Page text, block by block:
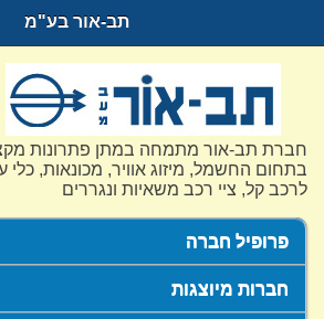
תב-אור בע"מ
חברת תב-אור מתמחה במתן פתרונות
בתחום החשמל, מיזוג אוויר, מכונאות, כלי
לרכב קל, ציי רכב משאיות ונגררים
פרופיל חברה
חברות מיוצגות